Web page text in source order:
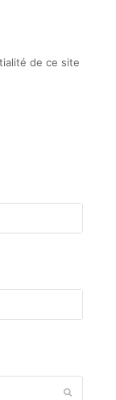
de ce site